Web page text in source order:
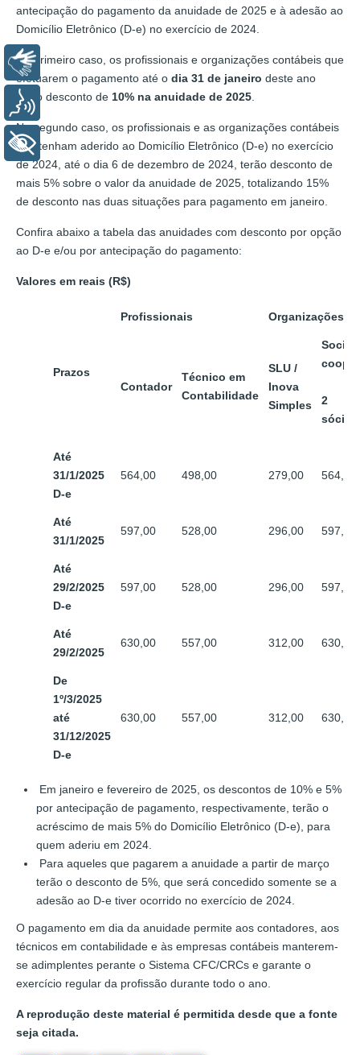
antecipação do pagamento da anuidade de 2025 e à adesão ao
Domicílio Eletrônico (D-e) no exercício de 2024.
No primeiro caso, os profissionais e organizações contábeis que
efetuarem o pagamento até o dia 31 de janeiro deste ano
terão desconto de 10% na anuidade de 2025
No segundo caso, os profissionais e as organizações contábeis
que tenham aderido ao Domicílio Eletrônico (D-e) no exercício
de 2024, até o dia 6 de dezembro de 2024, terão desconto de
mais 5% sobre o valor da anuidade de 2025, totalizando 15%
de desconto nas duas situações para pagamento em janeiro.
Confira abaixo a tabela das anuidades com desconto por opção
ao D-e e/ou por antecipação do pagamento:
Valores em reais (R$)
Prazos
Profissionais Organizações
Contador
Técnico em
Contabilidade
SLU /
Inova
Simples
2
sócios
Até
31/1/2025
D-e
564,00 498,00 279,00 564,00
Até
31/1/2025
597,00 528,00 296,00 597,00
Até
29/2/2025
D-e
597,00 528,00 296,00 597,00
Até
29/2/2025
630,00 557,00 312,00 630,00
De
1º/3/2025
até
31/12/2025
D-e
630,00 557,00 312,00 630,00
Em janeiro e fevereiro de 2025, os descontos de 10% e 5%
por antecipação de pagamento, respectivamente, terão o
acréscimo de mais 5% do Domicílio Eletrônico (D-e), para
quem aderiu em 2024.
Para aqueles que pagarem a anuidade a partir de março
terão o desconto de 5%, que será concedido somente se a
adesão ao D-e tiver ocorrido no exercício de 2024.
O pagamento em dia da anuidade permite aos contadores, aos
técnicos em contabilidade e às empresas contábeis manterem-
se adimplentes perante o Sistema CFC/CRCs e garante o
exercício regular da profissão durante todo o ano.
A reprodução deste material é permitida desde que a fonte
seja citada.
Libras
Voz
+ Acessibilidade